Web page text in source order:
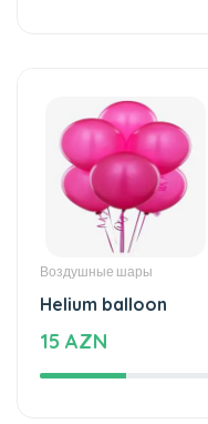
Воздушные шары
Helium balloon
15 AZN